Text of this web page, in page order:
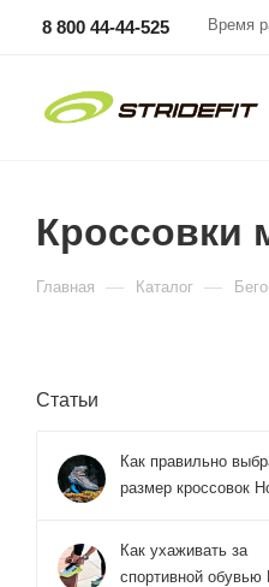
8 800 44-44-525 Время
Кроссовки
Главная — Каталог —
Статьи
Как правильно
размер кроссовок
Как ухаживать за
спортивной обувью